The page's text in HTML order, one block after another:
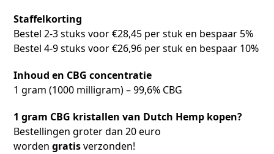
Staffelkorting
Bestel 2-3 stuks voor €28,45 per stuk en bespaar 5%
Bestel 4-9 stuks voor €26,96 per stuk en bespaar 10%
Inhoud en CBG concentratie
1 gram (1000 milligram) – 99,6% CBG
1 gram CBG kristallen van Dutch Hemp kopen?
Bestellingen groter dan 20 euro
wordengratisverzonden!